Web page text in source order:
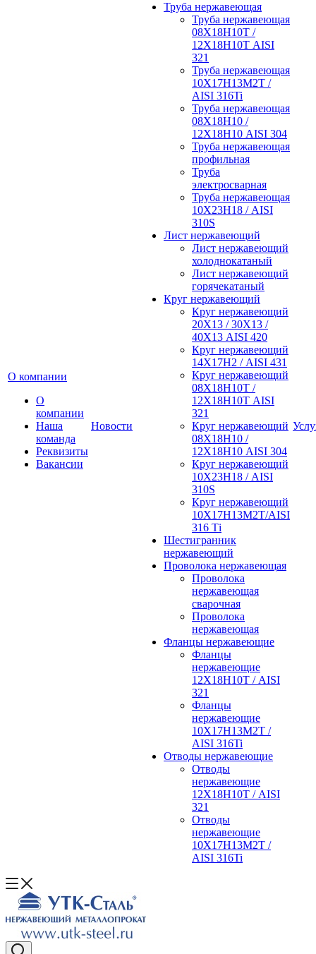
О компании
О
компании
Наша
команда
Реквизиты
Вакансии
Новости
Труба нержавеющая
Труба нержавеющая
08Х18Н10Т /
12Х18Н10Т AISI
321
Труба нержавеющая
10Х17Н13М2Т /
AISI 316Ti
Труба нержавеющая
08Х18Н10 /
12Х18Н10 AISI 304
Труба нержавеющая
профильная
Труба
электросварная
Труба нержавеющая
10Х23Н18 / AISI
310S
Лист нержавеющий
Лист нержавеющий
холоднокатаный
Лист нержавеющий
горячекатаный
Круг нержавеющий
Круг нержавеющий
20Х13 / 30Х13 /
40Х13 AISI 420
Круг нержавеющий
14Х17Н2 / AISI 431
Круг нержавеющий
08Х18Н10Т /
12Х18Н10Т AISI
321
Круг нержавеющий
08Х18Н10 /
12Х18Н10 AISI 304
Круг нержавеющий
10Х23Н18 / AISI
310S
Круг нержавеющий
10Х17Н13М2Т/AISI
316 Тi
Шестигранник
нержавеющий
Проволока нержавеющая
Проволока
нержавеющая
сварочная
Проволока
нержавеющая
Фланцы нержавеющие
Фланцы
нержавеющие
12Х18Н10Т / AISI
321
Фланцы
нержавеющие
10Х17Н13М2Т /
AISI 316Ti
Отводы нержавеющие
Отводы
нержавеющие
12Х18Н10Т / AISI
321
Отводы
нержавеющие
10Х17Н13М2Т /
AISI 316Ti